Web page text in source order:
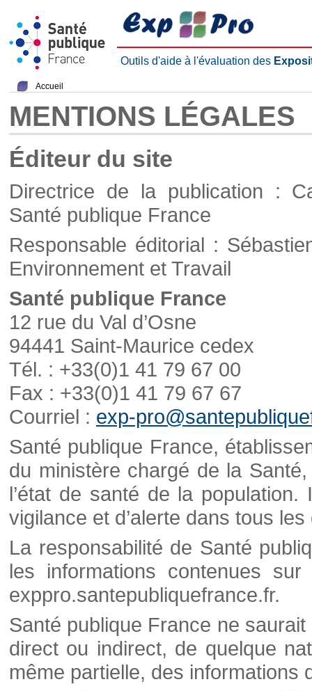
Outils d'aide à l'évaluation des
Accueil
MENTIONS LÉGALES
Éditeur du site
Directrice de la publication :
Santé publique France
Responsable éditorial :
Environnement et Travail
Santé publique France
12 rue du Val d’Osne
94441 Saint-Maurice cedex
Tél. : +33(0)1 41 79 67 00
Fax : +33(0)1 41 79 67 67
Courriel : exp-
Santé publique France,
du ministère chargé de la
l’état de santé de la
vigilance et d’alerte dans tous
La responsabilité de Santé
les informations contenues
exppro.santepubliquefrance.fr.
Santé publique France ne
direct ou indirect, de quelque
même partielle, des informations